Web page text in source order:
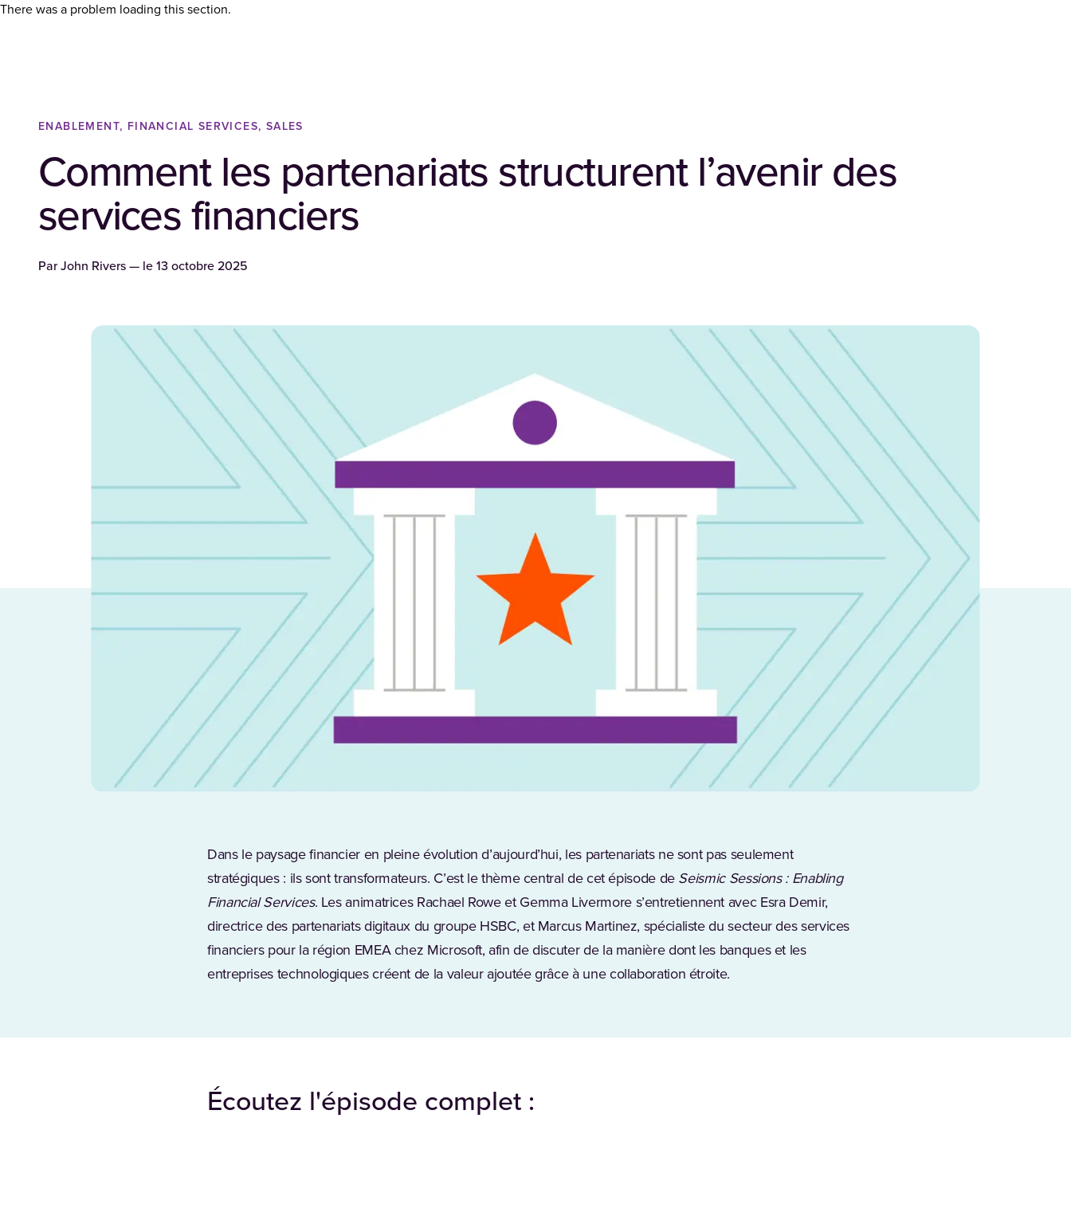
There was a problem loading this section.
ENABLEMENT, FINANCIAL SERVICES, SALES
Comment les partenariats structurent l’avenir des
services financiers
ParJohn Rivers — le 13 octobre 2025
Dans le paysage financier en pleine évolution d’aujourd’hui, les partenariats ne sont pas seulement
stratégiques : ils sont transformateurs. C’est le thème central de cet épisode de Seismic Sessions : Enabling
Financial Services. Les animatrices Rachael Rowe et Gemma Livermore s’entretiennent avec Esra Demir,
directrice des partenariats digitaux du groupe HSBC, et Marcus Martinez, spécialiste du secteur des services
financiers pour la région EMEA chez Microsoft, afin de discuter de la manière dont les banques et les
entreprises technologiques créent de la valeur ajoutée grâce à une collaboration étroite.
Écoutez l'épisode complet :